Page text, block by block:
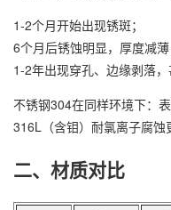
1-2个月开始出现锈斑；
6个月后锈蚀明显，厚度减薄
1-2年出现穿孔、边缘剥落，
不锈钢304在同样环境下：
316L（含钼）耐氯离子腐蚀
二、材质对比